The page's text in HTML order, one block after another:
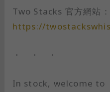
Two Stacks 官方網站：
https://
・ ・ ・
In stock, welcome to